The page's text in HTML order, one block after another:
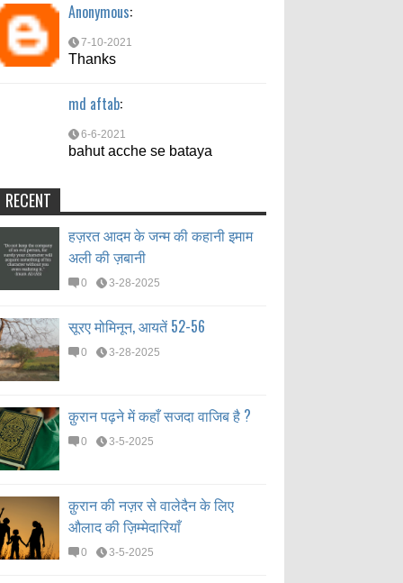
Anonymous:
7-10-2021
Thanks
md aftab:
6-6-2021
bahut acche se bataya
RECENT
हज़रत आदम के जन्म की कहानी इमाम
अली की ज़बानी
0 3-28-2025
सूरए मोमिनून, आयतें 52-56
0 3-28-2025
क़ुरान पढ़ने में कहाँ सजदा वाजिब है ?
0 3-5-2025
क़ुरान की नज़र से वालेदैन के लिए
औलाद की ज़िम्मेदारियाँ
0 3-5-2025